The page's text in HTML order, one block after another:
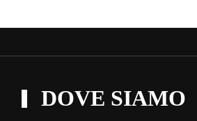
DOVE SIAMO